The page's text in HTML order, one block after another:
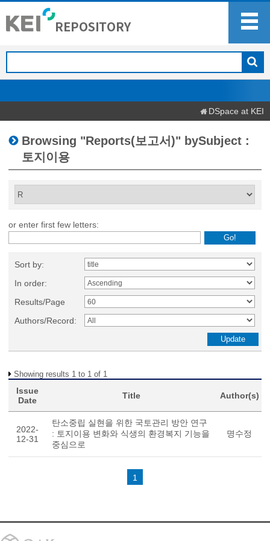
DSpace at KEI
Browsing "Reports(보고서)" bySubject :
토지이용
or enter first few letters:
Sort by:
In order:
Results/Page
Authors/Record:
Showing results 1 to 1 of 1
Issue
Date
Title Author(s)
2022-
12-31
탄소중립 실현을 위한 국토관리 방안 연구
: 토지이용 변화와 식생의 환경복지 기능을
중심으로
명수정
1